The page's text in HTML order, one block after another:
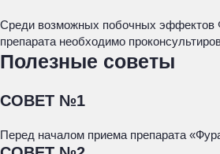
Среди возможных побочных эффектов
препарата необходимо
Полезные советы
СОВЕТ №1
Перед началом приема препарата